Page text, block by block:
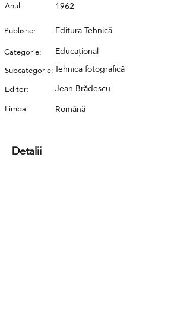
Anul:
1962
Publisher: Editura Tehnică
Categorie: Educațional
Subcategorie:Tehnica fotografică
Editor: Jean Brădescu
Limba: Română
Detalii